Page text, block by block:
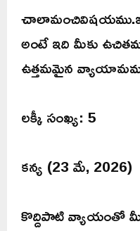
అంటే ఇది మీకు
ఉత్తమమైన
లక్కీ సంఖ్య: 5
కన్య (23 మే, 2026)
కొద్దిపాటి వ్యాయంతో